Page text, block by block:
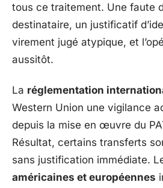
tous ce traitement. Une faute
destinataire, un justificatif
virement jugé atypique, et
aussitôt.
La réglementation
Western Union une vigilance
depuis la mise en œuvre du
Résultat, certains transferts
sans justification immédiate.
américaines et européennes